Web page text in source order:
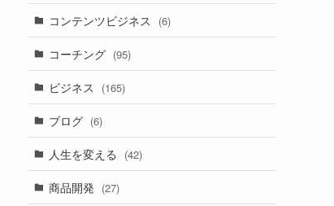
コンテンツビジネス (6)
コーチング (95)
ビジネス (165)
ブログ (6)
人生を変える (42)
商品開発 (27)